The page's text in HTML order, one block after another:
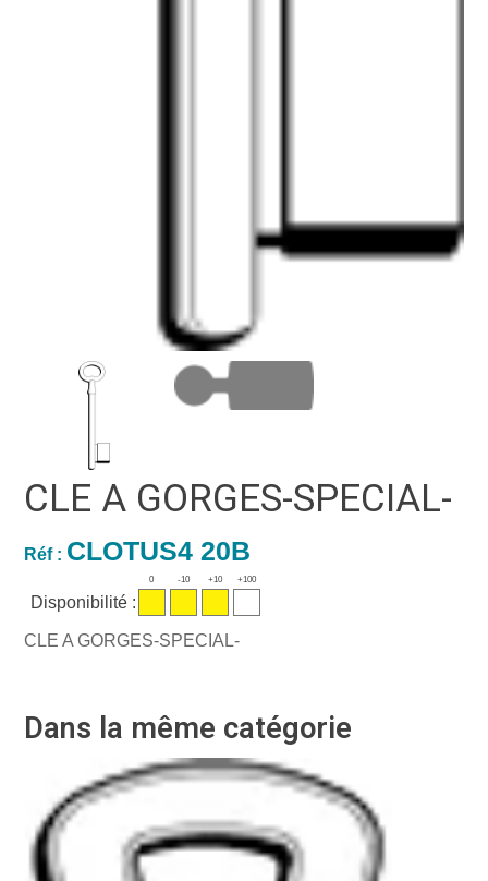
CLE A GORGES-SPECIAL-
Réf : CLOTUS4 20B
Disponibilité :
0 -10 +10 +100
CLE A GORGES-SPECIAL-
Dans la même catégorie